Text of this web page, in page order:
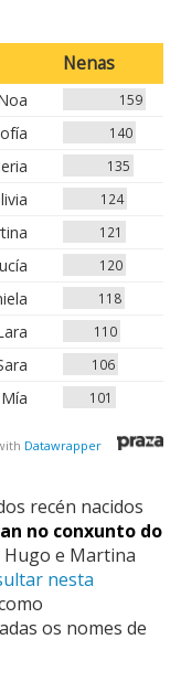
recén nacidos
no conxunto do
Hugo e Martina
nesta
os nomes de